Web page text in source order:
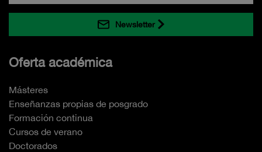
Newsletter
Oferta académica
Másteres
Enseñanzas propias de posgrado
Formación continua
Cursos de verano
Doctorados